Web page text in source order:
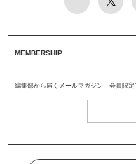
MEMBERSHIP
編集部から届くメールマガジン、会員限